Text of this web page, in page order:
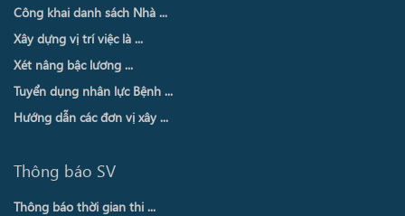
Công khai danh sách Nhà ...
Xây dựng vị trí việc là ...
Xét nâng bậc lương ...
Tuyển dụng nhân lực Bệnh ...
Hướng dẫn các đơn vị xây ...
Thông báo SV
Thông báo thời gian thi ...